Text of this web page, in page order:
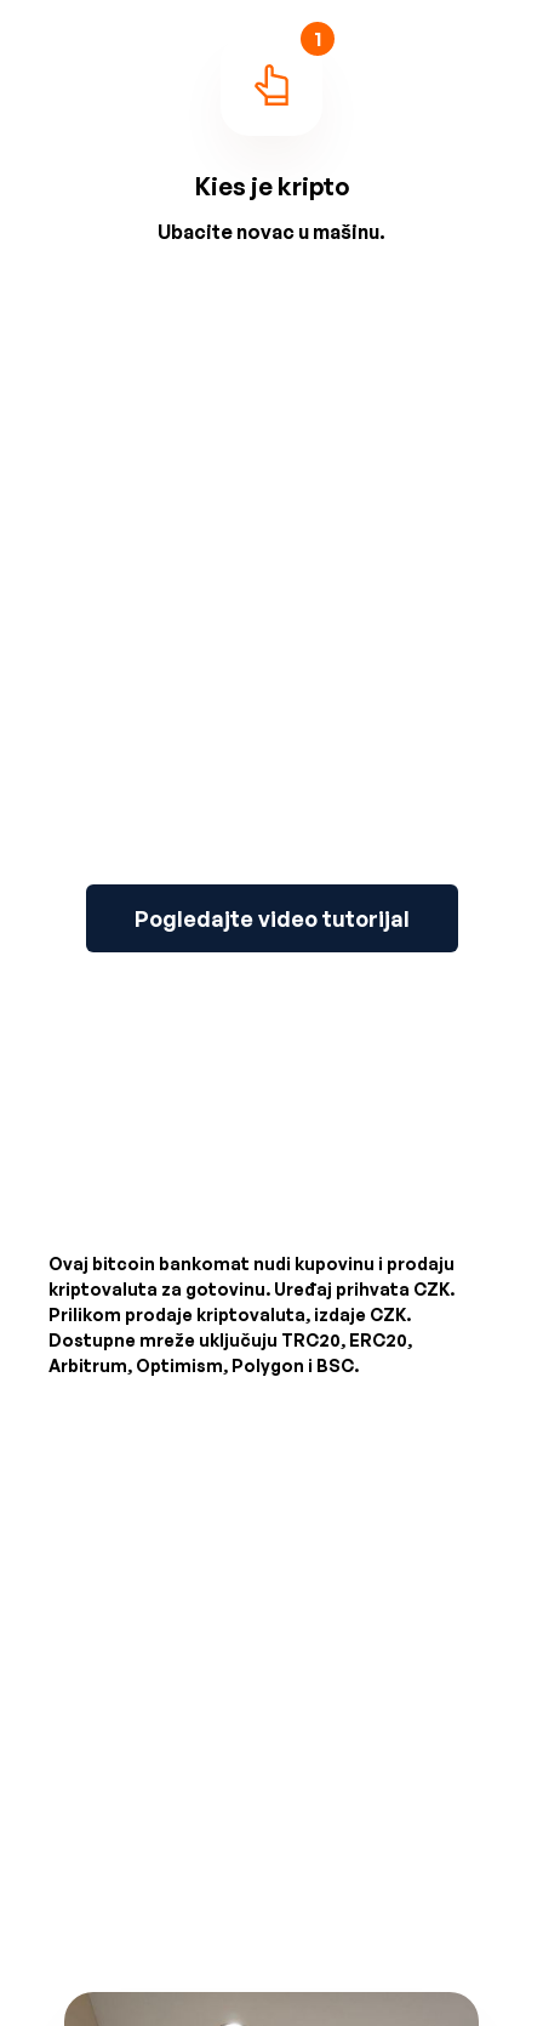
1
Kies je kripto
Ubacite novac u mašinu.
Pogledajte video tutorijal
Ovaj bitcoin bankomat nudi kupovinu i prodaju
kriptovaluta za gotovinu. Uređaj prihvata CZK.
Prilikom prodaje kriptovaluta, izdaje CZK.
Dostupne mreže uključuju TRC20, ERC20,
Arbitrum, Optimism, Polygon i BSC.